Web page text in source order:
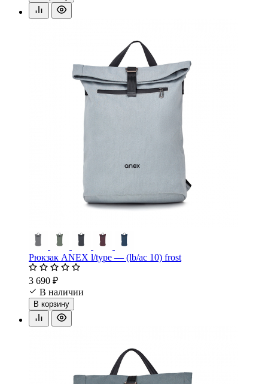
Рюкзак ANEX l/type — (lb/ac 10) frost
3 690 ₽
В наличии
В корзину